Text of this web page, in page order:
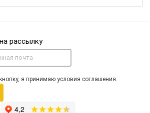
рассылку
я принимаю условия соглашения.